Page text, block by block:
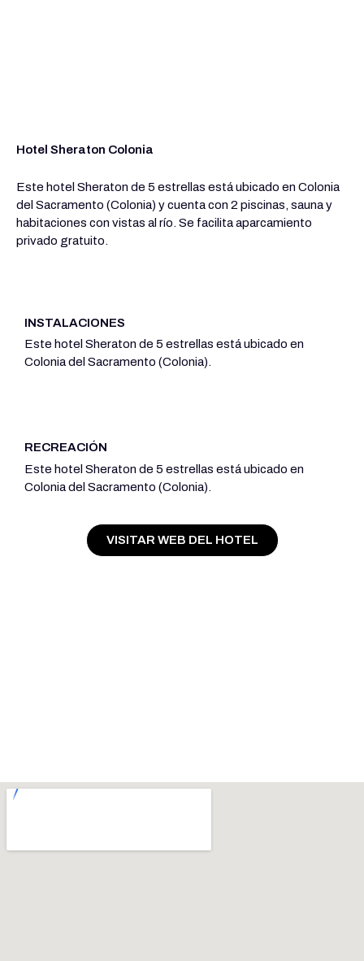
Hotel Sheraton Colonia
Este hotel Sheraton de 5 estrellas está ubicado en Colonia
del Sacramento (Colonia) y cuenta con 2 piscinas, sauna y
habitaciones con vistas al río. Se facilita aparcamiento
privado gratuito.
INSTALACIONES
Este hotel Sheraton de 5 estrellas está ubicado en
Colonia del Sacramento (Colonia).
RECREACIÓN
Este hotel Sheraton de 5 estrellas está ubicado en
Colonia del Sacramento (Colonia).
VISITAR WEB DEL HOTEL